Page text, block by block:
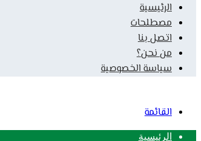
الرئيسية
مصطلحات
اتصل بنا
من نحن؟
سياسة الخصوصية
القائمة
الرئيسية